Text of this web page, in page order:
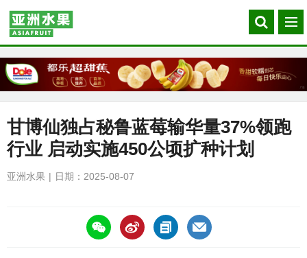
Search
our
菜
单
甘博仙独占秘鲁蓝莓输华量37%领跑
行业 启动实施450公顷扩种计划
亚洲水果 日期：2025-08-07
https://asiafruitchina.net/30348.html